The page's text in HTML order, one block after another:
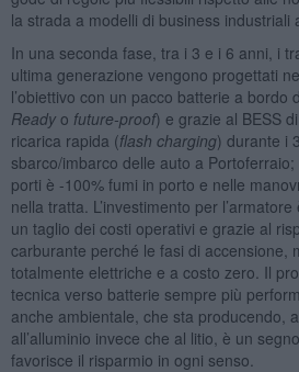
la strada a modelli di business industriali
In una seconda fase, tra i 3 e i 6 anni, i
ultima generazione vengono progettati
l’obiettivo con un pacco batterie a bordo
Readyo future-proof) e grazie al BESS
ricarica rapida (flash charging) durante i
sbarco/imbarco delle auto a Portoferraio;
porti è -100% fumi in porto e nelle
nella tratta. L’investimento per
un taglio dei costi operativi e grazie al
carburante perché le fasi di accensione,
totalmente elettriche e a costo zero. Il
tecnica verso batterie sempre più
anche ambientale, che sta producendo,
all’alluminio invece che al litio, è un
favorisce il risparmio in ogni senso.